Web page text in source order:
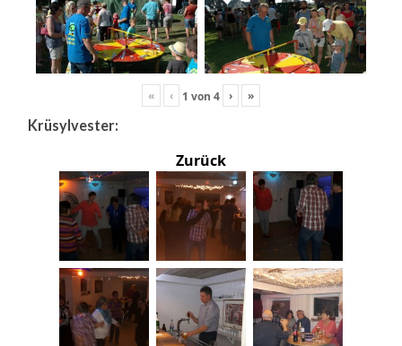
« ‹ 1 von 4 › »
Krüsylvester:
Zurück